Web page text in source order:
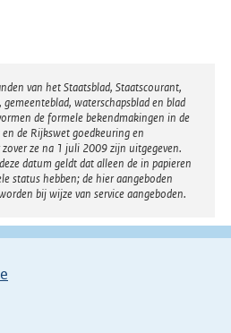
van het Staatsblad, Staatscourant,
waterschapsblad en blad
de formele bekendmakingen in de
de Rijkswet goedkeuring en
ze na 1 juli 2009 zijn uitgegeven.
datum geldt dat alleen de in papieren
status hebben; de hier aangeboden
bij wijze van service aangeboden.